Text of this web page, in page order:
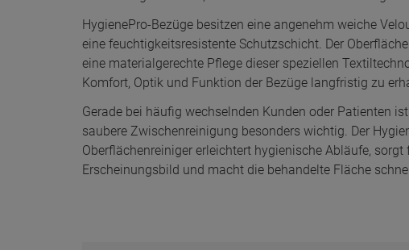
eine materialgerechte Pflege dieser speziellen
Komfort, Optik und Funktion der Bezüge langfristig zu
Gerade bei häufig wechselnden Kunden oder Patienten ist
Oberflächenreiniger erleichtert hygienische Abläufe, sorgt
Erscheinungsbild und macht die behandelte Fläche